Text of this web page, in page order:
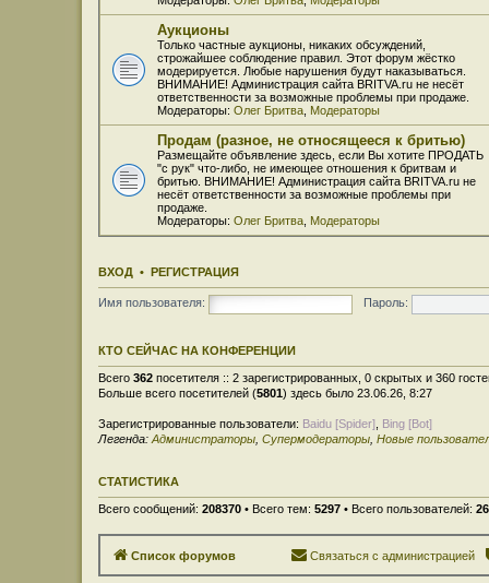
Аукционы
Только частные аукционы, никаких обсуждений,
строжайшее соблюдение правил. Этот форум жёстко
модерируется. Любые нарушения будут наказываться.
ВНИМАНИЕ! Администрация сайта BRITVA.ru не несёт
ответственности за возможные проблемы при продаже.
Модераторы: Олег Бритва Модераторы
Продам (разное, не относящееся к бритью)
Размещайте объявление здесь, если Вы хотите ПРОДАТЬ
"с рук" что-либо, не имеющее отношения к бритвам и
бритью. ВНИМАНИЕ! Администрация сайта BRITVA.ru не
несёт ответственности за возможные проблемы при
продаже.
Модераторы: Олег Бритва Модераторы
ВХОД • РЕГИСТРАЦИЯ
Имя пользователя: Пароль:
КТО СЕЙЧАС НА КОНФЕРЕНЦИИ
Всего 362 посетителя :: 2 зарегистрированных, 0 скрытых и 360
Больше всего посетителей (5801) здесь было 23.06.26, 8:27
Зарегистрированные пользователи: Baidu [Spider] Bing [Bot]
Легенда: Администраторы Супермодераторы Новые
СТАТИСТИКА
Всего сообщений: 208370 • Всего тем: 5297 • Всего пользователей:
Список форумов Связаться с администрацией